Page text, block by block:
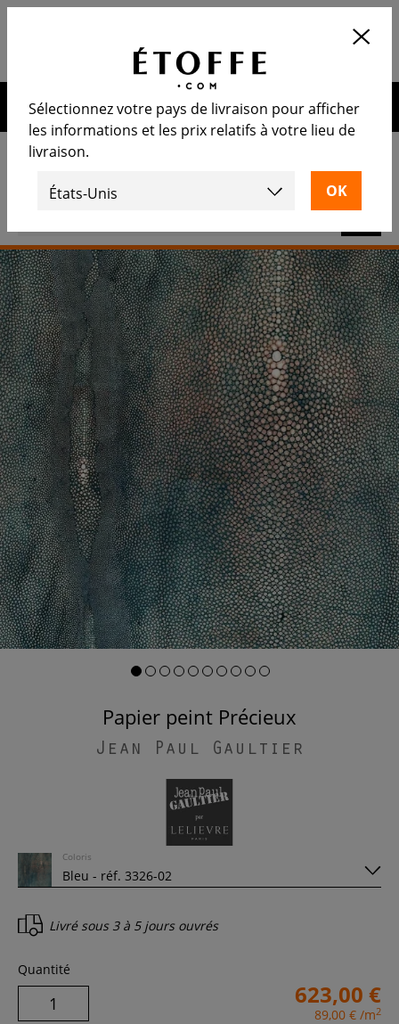
Calculez le nombre de rouleaux
nécessaire
OUVRIR
inscrivant à notre newsletter
Papier peint Précieux
Jean Paul Gaultier
Coloris
Livré sous 3 à 5 jours ouvrés
Quantité
623,00 €
89,00 € /m2
Sélectionnez votre pays de livraison pour afficher
les informations et les prix relatifs à votre lieu de
livraison.